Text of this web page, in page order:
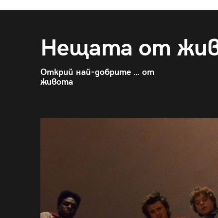
Нещата от
Открий най-добрите … от
живота